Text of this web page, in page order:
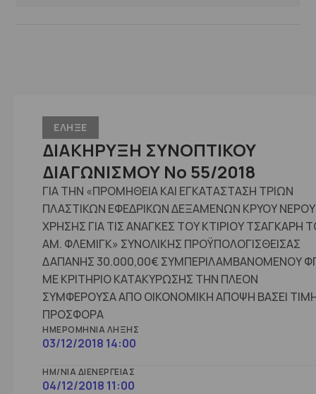
ΕΛΗΞΕ
ΔΙΑΚΗΡΥΞΗ ΣΥΝΟΠΤΙΚΟΥ
ΔΙΑΓΩΝΙΣΜΟΥ No 55/2018
ΓΙΑ ΤΗΝ «ΠΡΟΜΗΘΕΙΑ ΚΑΙ ΕΓΚΑΤΑΣΤΑΣΗ ΤΡΙΩΝ
ΠΛΑΣΤΙΚΩΝ ΕΦΕΔΡΙΚΩΝ ΔΕΞΑΜΕΝΩΝ ΚΡΥΟΥ ΝΕΡΟΥ
ΧΡΗΣΗΣ ΓΙΑ ΤΙΣ ΑΝΑΓΚΕΣ ΤΟΥ ΚΤΙΡΙΟΥ ΤΣΑΓΚΑΡΗ
ΑΜ. ΦΛΕΜΙΓΚ» ΣΥΝΟΛΙΚΗΣ ΠΡΟΫΠΟΛΟΓΙΣΘΕΙΣΑΣ
ΔΑΠΑΝΗΣ 30.000,00€ ΣΥΜΠΕΡΙΛΑΜΒΑΝΟΜΕΝΟΥ
ΜΕ ΚΡΙΤΗΡΙΟ ΚΑΤΑΚΥΡΩΣΗΣ ΤΗΝ ΠΛΕΟΝ
ΣΥΜΦΕΡΟΥΣΑ ΑΠΟ ΟΙΚΟΝΟΜΙΚΗ ΑΠΟΨΗ ΒΑΣΕΙ
ΠΡΟΣΦΟΡΑ
ΗΜΕΡΟΜΗΝΊΑ ΛΉΞΗΣ
03/12/2018 14:00
ΗΜ/ΝΊΑ ΔΙΕΝΈΡΓΕΙΑΣ
04/12/2018 11:00